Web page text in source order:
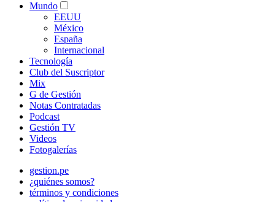
Mundo
EEUU
México
España
Internacional
Tecnología
Club del Suscriptor
Mix
G de Gestión
Notas Contratadas
Podcast
Gestión TV
Videos
Fotogalerías
gestion.pe
¿quiénes somos?
términos y condiciones